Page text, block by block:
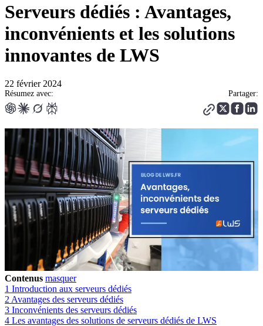
Serveurs dédiés : Avantages,
inconvénients et les solutions
innovantes de LWS
22 février 2024
Résumez avec: Partager:
Contenus masquer
1 Introduction aux serveurs dédiés
2 Avantages des serveurs dédiés
3 Inconvénients des serveurs dédiés
4 Les avantages des solutions de serveurs dédiés de LWS